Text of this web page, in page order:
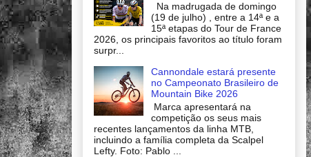
Na madrugada de domingo
(19 de julho) , entre a 14ª e a
15ª etapas do Tour de France
2026, os principais favoritos ao título foram
surpr...
Cannondale estará presente
no Campeonato Brasileiro de
Mountain Bike 2026
Marca apresentará na
competição os seus mais
recentes lançamentos da linha MTB,
incluindo a família completa da Scalpel
Lefty. Foto: Pablo ...